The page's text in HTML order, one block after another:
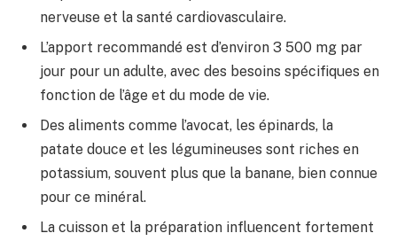
nerveuse et la santé cardiovasculaire.
L’apport recommandé est d’environ 3 500 mg par
jour pour un adulte, avec des besoins spécifiques en
fonction de l’âge et du mode de vie.
Des aliments comme l’avocat, les épinards, la
patate douce et les légumineuses sont riches en
potassium, souvent plus que la banane, bien connue
pour ce minéral.
La cuisson et la préparation influencent fortement